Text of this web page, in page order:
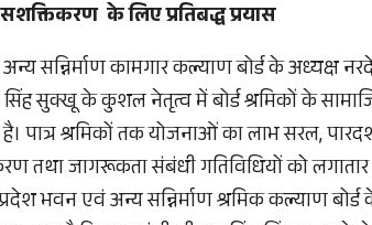
के लिए प्रतिबद्ध प्रयास
सन्निर्माण कामगार कल्याण बोर्ड के अध्यक्ष
सिंह सुक्खू के कुशल नेतृत्व में बोर्ड श्रमिकों के
है। पात्र श्रमिकों तक योजनाओं का लाभ सरल,
तथा जागरूकता संबंधी गतिविधियों को लगातार
भवन एवं अन्य सन्निर्माण श्रमिक कल्याण